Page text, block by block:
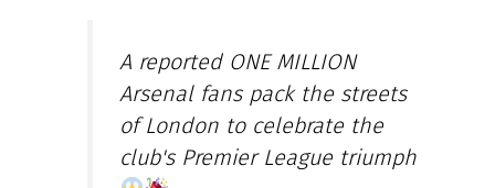
A reported ONE MILLION
Arsenal fans pack the streets
of London to celebrate the
club's Premier League triumph